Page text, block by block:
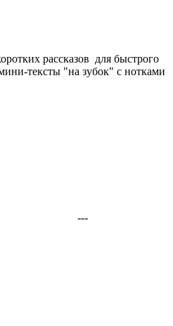
рассказов для быстрого
тексты "на зубок" с нотками
---